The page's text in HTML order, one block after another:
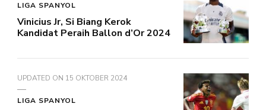
LIGA SPANYOL
Vinicius Jr, Si Biang Kerok
Kandidat Peraih Ballon d’Or 2024
UPDATED ON 15 OKTOBER 2024
LIGA SPANYOL